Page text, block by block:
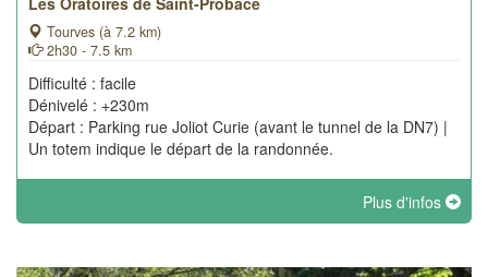
Tourves (à 7.2 km)
2h30 - 7.5 km
Difficulté : facile
Dénivelé : +230m
Départ : Parking rue Joliot Curie (avant le tunnel de la DN7) |
Un totem indique le départ de la randonnée.
Plus d'infos